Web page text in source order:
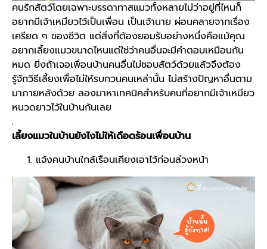
คนรักสัตว์โดยเฉพาะบรรดาทาสแมวทั้งหลายไม่ว่าอยู่ที่ไหนก็
อยากมีเจ้าเหมียวไว้เป็นเพื่อน เป็นเจ้านาย ผ่อนคลายจากเรื่อง
เครียด ๆ ของชีวิต แต่สิ่งที่ต้องยอมรับอย่างหนึ่งคือแม้คุณ
อยากเลี้ยงแมวขนาดไหนแต่ใช่ว่าคนอื่นจะมีคำตอบเหมือนกัน
หมด ยิ่งถ้าเจอเพื่อนบ้านคนอื่นไม่ชอบสัตว์ด้วยแล้วจึงต้อง
รู้จักวิธีเลี้ยงเพื่อไม่ให้รบกวนคนเหล่านั้น ไม่สร้างปัญหาอื่นตาม
มาภายหลังด้วย ลองมาหาเทคนิคสำหรับคนที่อยากมีเจ้าเหมียว
หนวดยาวไว้ในบ้านกันเลย
.
เลี้ยงแมวในบ้านยังไงไม่ให้เดือดร้อนเพื่อนบ้าน
แจ้งคนบ้านใกล้เรือนเคียงเอาไว้ก่อนล่วงหน้า